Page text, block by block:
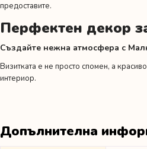
предоставите.
Перфектен декор
Създайте нежна атмосфера с
Визитката е не просто спомен, а
интериор.
Допълнителна